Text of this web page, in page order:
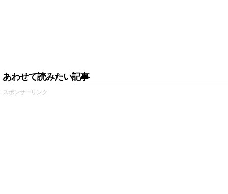
あわせて読みたい記事
スポンサーリンク